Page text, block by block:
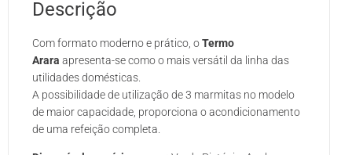
Descrição
Com formato moderno e prático, oTermo
Arara apresenta-se como o mais versátil da linha das
utilidades domésticas.
A possibilidade de utilização de 3 marmitas no modelo
de maior capacidade, proporciona o acondicionamento
de uma refeição completa.